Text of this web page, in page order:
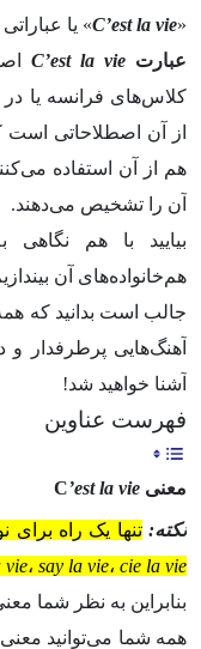
«
C’est la vie» یا
عبارتC’est la vie
کلاس‌های فرانسه یا در
از آن اصطلاحاتی است
هم از آن استفاده
آن را تشخیص می‌دهند.
بیایید با هم
هم‌خانواده‌های آن
جالب است بدانید که
آهنگ‌هایی پرطرفدار
آشنا خواهید شد!
فهرست عناوین
معنی C’est la vie
نکته:تنها یک راه برای
vie، say la vie، cie la vie
بنابراین به نظر شما
همه شما می‌توانید